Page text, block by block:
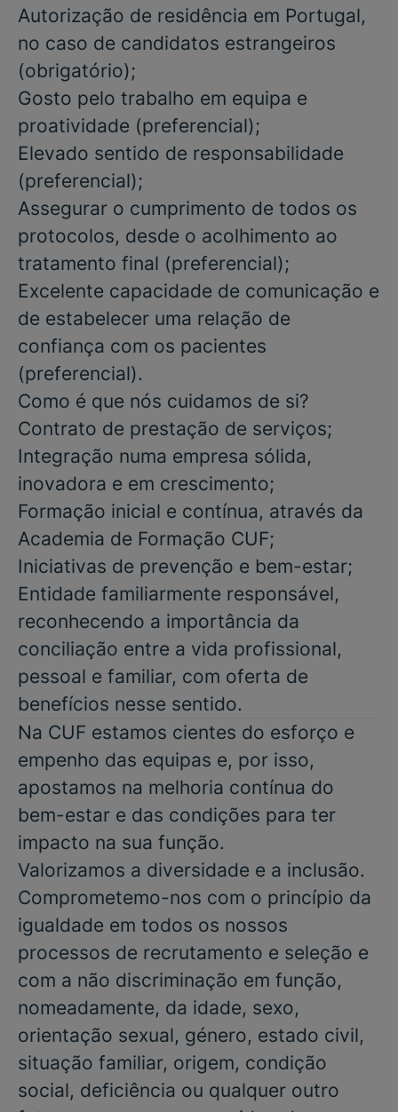
Autorização de residência em Portugal,
no caso de candidatos estrangeiros
(obrigatório);
Gosto pelo trabalho em equipa e
proatividade (preferencial);
Elevado sentido de responsabilidade
(preferencial);
Assegurar o cumprimento de todos os
protocolos, desde o acolhimento ao
tratamento final (preferencial);
Excelente capacidade de comunicação e
de estabelecer uma relação de
confiança com os pacientes
(preferencial).
Como é que nós cuidamos de si?
Contrato de prestação de serviços;
Integração numa empresa sólida,
inovadora e em crescimento;
Formação inicial e contínua, através da
Academia de Formação CUF;
Iniciativas de prevenção e bem-estar;
Entidade familiarmente responsável,
reconhecendo a importância da
conciliação entre a vida profissional,
pessoal e familiar, com oferta de
benefícios nesse sentido.
Na CUF estamos cientes do esforço e
empenho das equipas e, por isso,
apostamos na melhoria contínua do
bem-estar e das condições para ter
impacto na sua função.
Valorizamos a diversidade e a inclusão.
Comprometemo-nos com o princípio da
igualdade em todos os nossos
processos de recrutamento e seleção e
com a não discriminação em função,
nomeadamente, da idade, sexo,
orientação sexual, género, estado civil,
situação familiar, origem, condição
social, deficiência ou qualquer outro